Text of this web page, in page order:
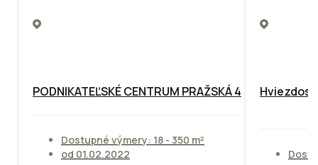
PODNIKATEĽSKÉ CENTRUM PRAŽSKÁ 4
Dostupné výmery: 18 - 350 m²
od 01.02.2022